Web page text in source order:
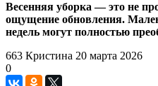
Весенняя уборка — это не
ощущение обновления.
недель могут полностью
663 Кристина 20 марта 2026
0